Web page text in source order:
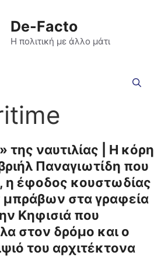
De-Facto
Η πολιτική με άλλο μάτι
της ναυτιλίας | Η κόρη
Παναγιωτίδη που
η έφοδος κουστωδίας
στα γραφεία
Κηφισιά που
στον δρόμο και ο
του αρχιτέκτονα